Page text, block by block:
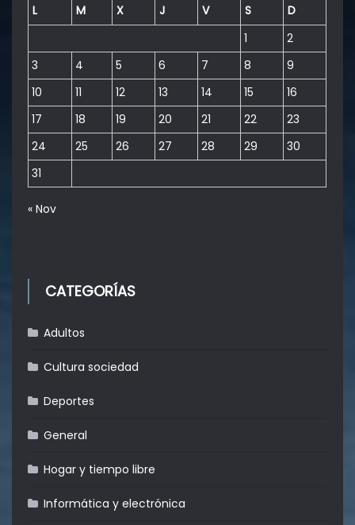
L
M X J V S
D
1
2
3
4 5 6 7 8
9
10
11 12 13 14 15
16
17
18 19 20 21 22
23
24
25 26 27 28 29
30
31
« Nov
CATEGORÍAS
Adultos
Cultura sociedad
Deportes
General
Hogar y tiempo libre
Informática y electrónica